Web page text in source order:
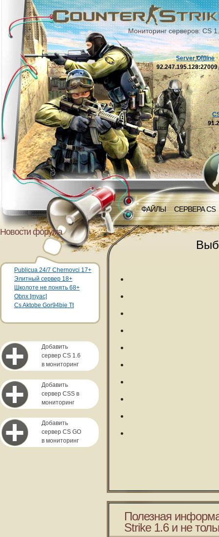
Мониторинг серверов: CS
ФАЙЛЫ СЕРВЕРА CS
Server Offline
92.247.195.128:27009
Новости форума
Publicua 24/7 Chernovci 17+
Элитный сервер 18+
Школоте не понять 68+
Obnx [myac]
Cs Aktobe Gor94bie Tt
Добавить
сервер CS 1.6
в мониторинг
Добавить
сервер CSS в
мониторинг
Добавить
сервер CS GO
в мониторинг
Полезная
Strike 1.6 и не